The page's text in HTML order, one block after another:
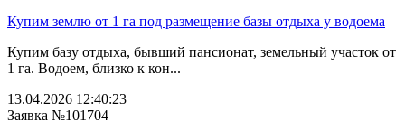
Купим землю от 1 га под размещение базы отдыха у водоема
Купим базу отдыха, бывший пансионат, земельный участок от
1 га. Водоем, близко к кон...
13.04.2026 12:40:23
Заявка №101704